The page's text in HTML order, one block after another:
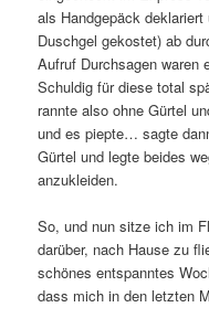
als Handgepäck
Duschgel gekostet) ab
Aufruf Durchsagen
Schuldig für diese total
rannte also ohne Gürtel
und es piepte… sagte
Gürtel und legte beides
anzukleiden.
So, und nun sitze ich im
darüber, nach Hause zu
schönes entspanntes
dass mich in den letzten